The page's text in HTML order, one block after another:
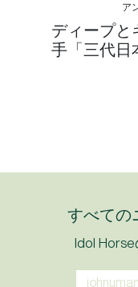
ア
ディープと
手「三代日
すべての
Idol